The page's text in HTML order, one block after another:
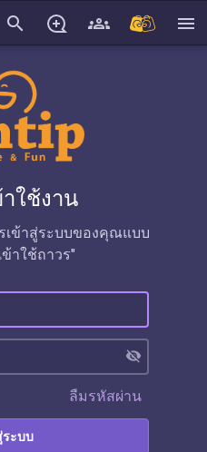
search menu
ใช้งาน
เข้าสู่ระบบของคุณแบบ
าใช้ถาวร"
visibility_off
ลืมรหัสผ่าน
ระบบ